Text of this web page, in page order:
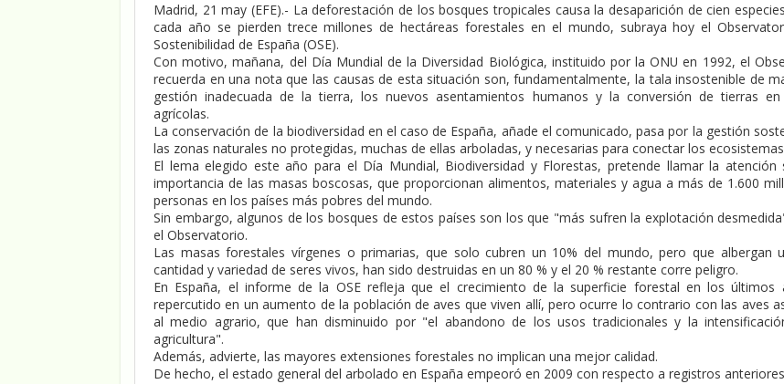
Madrid, 21 may (EFE).- La deforestación de los bosques tropicales causa la desaparición de cien
cada año se pierden trece millones de hectáreas forestales en el mundo, subraya hoy el
Sostenibilidad de España (OSE).
Con motivo, mañana, del Día Mundial de la Diversidad Biológica, instituido por la ONU en 1992, el
recuerda en una nota que las causas de esta situación son, fundamentalmente, la tala insostenible de
gestión inadecuada de la tierra, los nuevos asentamientos humanos y la conversión de tierras en
agrícolas.
La conservación de la biodiversidad en el caso de España, añade el comunicado, pasa por la gestión
las zonas naturales no protegidas, muchas de ellas arboladas, y necesarias para conectar los
El lema elegido este año para el Día Mundial, Biodiversidad y Florestas, pretende llamar la atención
importancia de las masas boscosas, que proporcionan alimentos, materiales y agua a más de 1.600
personas en los países más pobres del mundo.
Sin embargo, algunos de los bosques de estos países son los que "más sufren la explotación
el Observatorio.
Las masas forestales vírgenes o primarias, que solo cubren un 10% del mundo, pero que albergan
cantidad y variedad de seres vivos, han sido destruidas en un 80 % y el 20 % restante corre peligro.
En España, el informe de la OSE refleja que el crecimiento de la superficie forestal en los últimos
repercutido en un aumento de la población de aves que viven allí, pero ocurre lo contrario con las aves
al medio agrario, que han disminuido por "el abandono de los usos tradicionales y la
agricultura".
Además, advierte, las mayores extensiones forestales no implican una mejor calidad.
De hecho, el estado general del arbolado en España empeoró en 2009 con respecto a registros